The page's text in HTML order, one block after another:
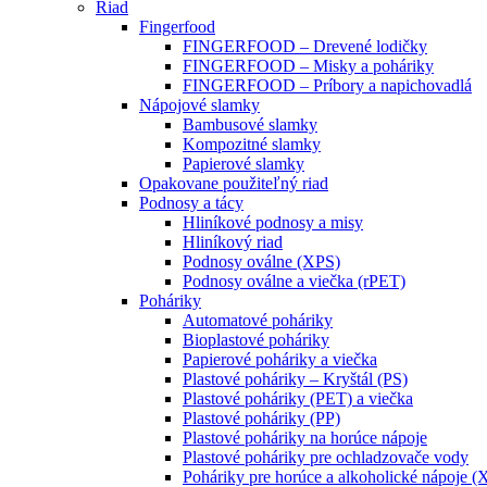
Riad
Fingerfood
FINGERFOOD – Drevené lodičky
FINGERFOOD – Misky a poháriky
FINGERFOOD – Príbory a napichovadlá
Nápojové slamky
Bambusové slamky
Kompozitné slamky
Papierové slamky
Opakovane použiteľný riad
Podnosy a tácy
Hliníkové podnosy a misy
Hliníkový riad
Podnosy oválne (XPS)
Podnosy oválne a viečka (rPET)
Poháriky
Automatové poháriky
Bioplastové poháriky
Papierové poháriky a viečka
Plastové poháriky – Kryštál (PS)
Plastové poháriky (PET) a viečka
Plastové poháriky (PP)
Plastové poháriky na horúce nápoje
Plastové poháriky pre ochladzovače vody
Poháriky pre horúce a alkoholické nápoje